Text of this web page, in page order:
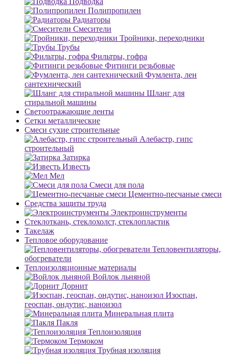
Полипропилен
Радиаторы
Смесители
Тройники, переходники
Трубы
Фильтры, гофра
Фитинги резьбовые
Фумлента, лен
сантехнический
Шланг для
стиральной машины
Светоотражающие ленты
Сетки металлические
Смеси сухие строительные
Алебастр, гипс
строительный
Затирка
Известь
Мел
Смеси для пола
Цементно-песчаные смеси
Средства защиты труда
Электроинструменты
Стеклоткань, стеклохолст, стеклопластик
Такелаж
Тепловое оборудование
Тепловентиляторы,
обогреватели
Теплоизоляционные материалы
Войлок льняной
Дорнит
Изоспан,
геоспан, ондутис, наноизол
Минеральная плита
Пакля
Теплоизоляция
Термоком
Трубная изоляция